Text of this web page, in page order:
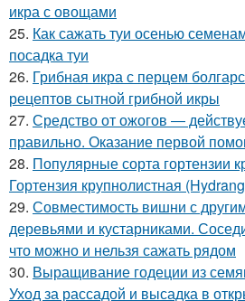
икра с овощами
25. Как сажать туи осенью
посадка туи
26. Грибная икра с перцем
рецептов сытной грибной икры
27. Средство от ожогов ―
правильно. Оказание первой
28. Популярные сорта гортензии
Гортензия крупнолистная
29. Совместимость вишни с
деревьями и кустарниками.
что можно и нельзя сажать рядом
30. Выращивание годеции из
Уход за рассадой и высадка в